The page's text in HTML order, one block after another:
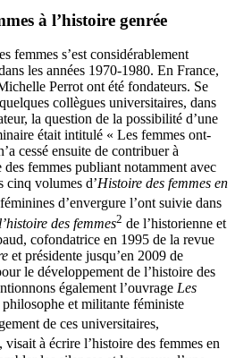
à l’histoire genrée
femmes s’est considérablement
les années 1970-1980. En France,
Perrot ont été fondateurs. Se
collègues universitaires, dans
la question de la possibilité d’une
était intitulé « Les femmes ont-
cessé ensuite de contribuer à
des femmes publiant notamment avec
cinq volumes d’Histoire des femmes en
d’envergure l’ont suivie dans
des femmes2 de l’historienne et
cofondatrice en 1995 de la revue
et présidente jusqu’en 2009 de
le développement de l’histoire des
également l’ouvrage Les
philosophe et militante féministe
de ces universitaires,
, visait à écrire l’histoire des femmes en